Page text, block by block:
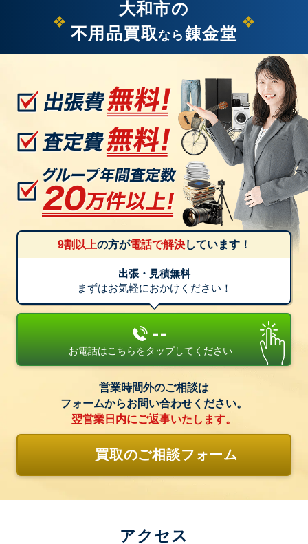
大和市の
不用品買取なら 錬金堂
9割以上の方が電話で解決しています！
出張・見積無料
まずはお気軽におかけください！
--
お電話はこちらをタップしてください
営業時間外のご相談は
フォームからお問い合わせください。
翌営業日内にご返事いたします。
買取のご相談フォーム
アクセス